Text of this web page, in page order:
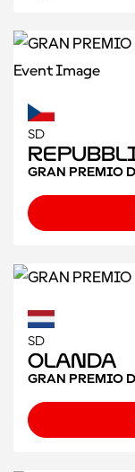
SD
GRAN PREMIO
SD
Olanda
GRAN PREMIO